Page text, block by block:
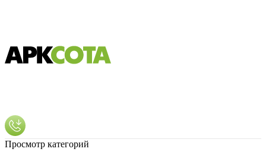
Просмотр категорий